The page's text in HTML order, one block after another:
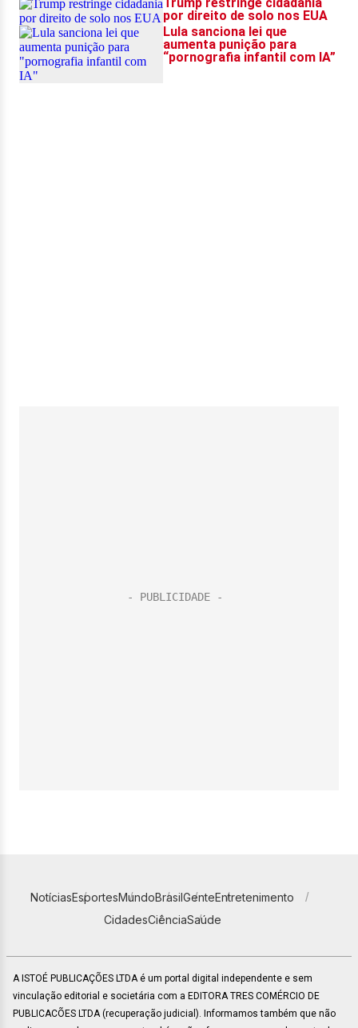
NotíciasEsportesMundoBrasilGenteEntretenimento
CidadesCiênciaSaúde
A ISTOÉ PUBLICAÇÕES LTDA é um portal digital independente e sem
vinculação editorial e societária com a EDITORA TRES COMÉRCIO DE
PUBLICACÕES LTDA (recuperação judicial). Informamos também que não